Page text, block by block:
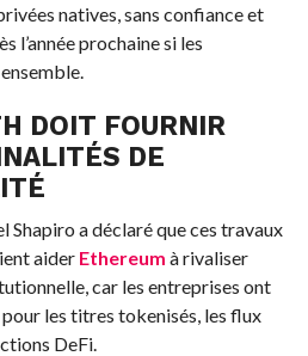
natives, sans confiance et
l’année prochaine si les
DOIT FOURNIR
DE
Shapiro a déclaré que ces travaux
aider Ethereum à rivaliser
car les entreprises ont
les titres tokenisés, les flux
DeFi.